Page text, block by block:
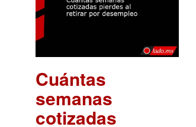
Cuántas
semanas
cotizadas